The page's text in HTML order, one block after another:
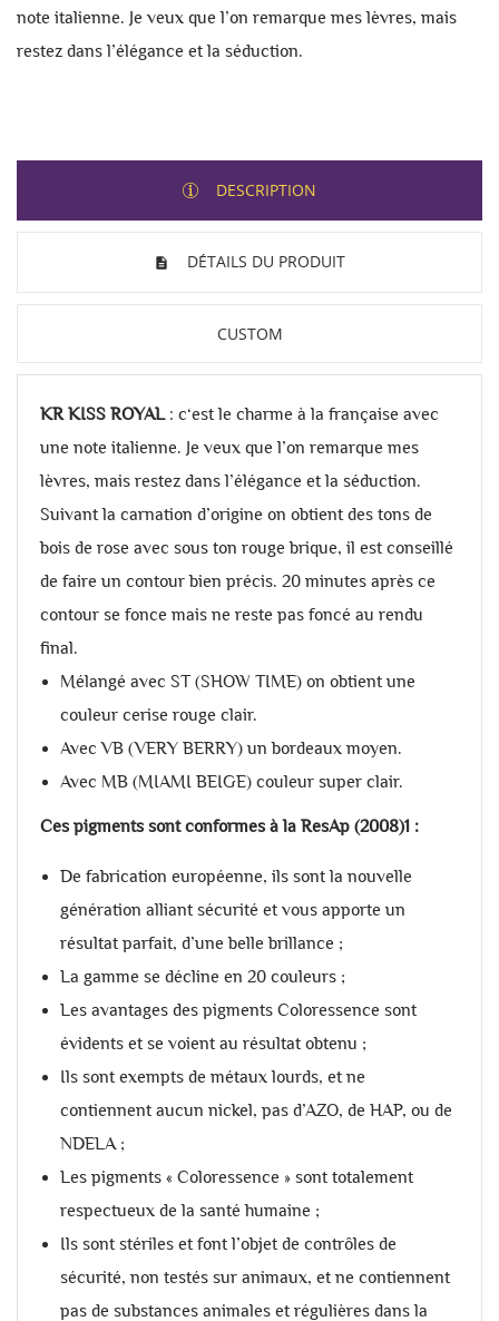
note italienne. Je veux que l’on remarque mes lèvres, mais
restez dans l’élégance et la séduction.
DESCRIPTION
DÉTAILS DU PRODUIT
CUSTOM
KR KISS ROYAL: c‘est le charme à la française avec
une note italienne. Je veux que l’on remarque mes
lèvres, mais restez dans l’élégance et la séduction.
Suivant la carnation d’origine on obtient des tons de
bois de rose avec sous ton rouge brique, il est conseillé
de faire un contour bien précis. 20 minutes après ce
contour se fonce mais ne reste pas foncé au rendu
final.
Mélangé avec ST (SHOW TIME) on obtient une
couleur cerise rouge clair.
Avec VB (VERY BERRY) un bordeaux moyen.
Avec MB (MIAMI BEIGE) couleur super clair.
Ces pigments sont conformes à la ResAp (2008)1 :
De fabrication européenne, ils sont la nouvelle
génération alliant sécurité et vous apporte un
résultat parfait, d’une belle brillance ;
La gamme se décline en 20 couleurs ;
Les avantages des pigments Coloressence sont
évidents et se voient au résultat obtenu ;
Ils sont exempts de métaux lourds, et ne
contiennent aucun nickel, pas d’AZO, de HAP, ou de
NDELA ;
Les pigments « Coloressence » sont totalement
respectueux de la santé humaine ;
Ils sont stériles et font l’objet de contrôles de
sécurité, non testés sur animaux, et ne contiennent
pas de substances animales et régulières dans la